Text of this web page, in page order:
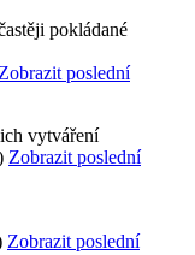
pokládané
Zobrazit poslední
vytváření
Zobrazit poslední
Zobrazit poslední